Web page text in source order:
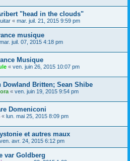
"head in the clouds"
« mar. juil. 21, 2015 9:59 pm
musique
mar. juil. 07, 2015 4:18 pm
Musique
« ven. juin 26, 2015 10:07 pm
Dowland Britten; Sean Shibe
« ven. juin 19, 2015 9:54 pm
Domeniconi
« lun. mai 25, 2015 8:09 pm
et autres maux
ven. avr. 24, 2015 6:12 pm
var Goldberg